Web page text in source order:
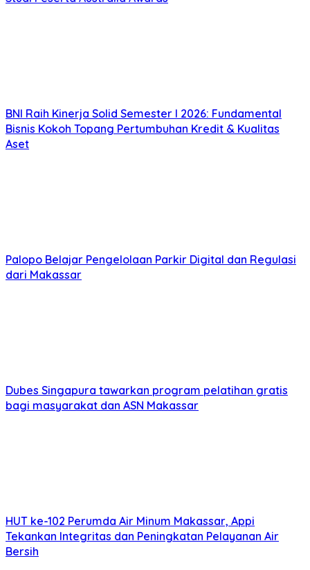
BNI Raih Kinerja Solid Semester I 2026: Fundamental
Bisnis Kokoh Topang Pertumbuhan Kredit & Kualitas
Aset
Palopo Belajar Pengelolaan Parkir Digital dan Regulasi
dari Makassar
Dubes Singapura tawarkan program pelatihan gratis
bagi masyarakat dan ASN Makassar
HUT ke-102 Perumda Air Minum Makassar, Appi
Tekankan Integritas dan Peningkatan Pelayanan Air
Bersih